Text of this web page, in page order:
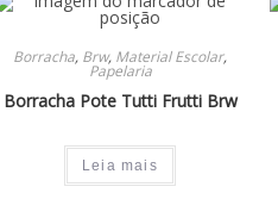
Borracha, Brw, Material Escolar,
Papelaria
Borracha Pote Tutti Frutti Brw
Leia mais